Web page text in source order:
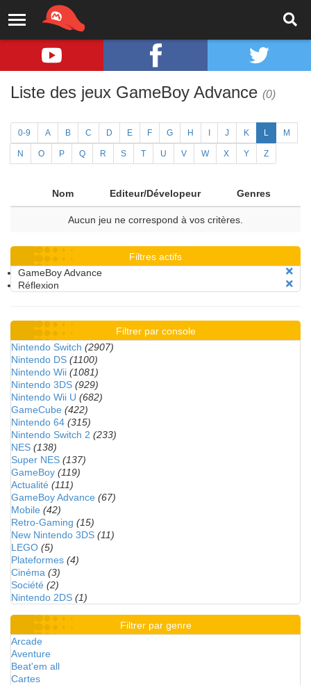
Liste des jeux GameBoy Advance (0)
0-9 A B C D E F G H J K L M
N O P Q R S T U V W X Y Z
Nom Editeur/Dévelopeur Genres
Aucun jeu ne correspond à vos critères.
Filtres actifs
GameBoy Advance
Réflexion
Filtrer par console
Nintendo Switch (2907)
Nintendo DS (1100)
Nintendo Wii (1081)
Nintendo 3DS (929)
Nintendo Wii U (682)
GameCube (422)
Nintendo 64 (315)
Nintendo Switch 2 (233)
NES (138)
Super NES (137)
GameBoy (119)
Actualité (111)
GameBoy Advance (67)
Mobile (42)
Retro-Gaming (15)
New Nintendo 3DS (11)
LEGO (5)
Plateformes (4)
Cinéma (3)
Société (2)
Nintendo 2DS (1)
Filtrer par genre
Arcade
Aventure
Beat'em all
Cartes